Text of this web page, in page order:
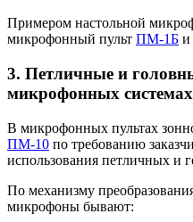
Примером настольной
микрофонный пульт ПМ-1Б и
3. Петличные и
микрофонных системах
В микрофонных пультах
ПМ-10 по требованию
использования петличных и
По механизму
микрофоны бывают: